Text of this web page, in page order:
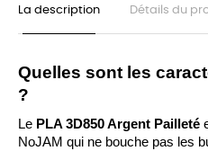
La description Détails du
Quelles sont les
?
Le PLA 3D850 Argent Pailleté
NoJAM qui ne bouche pas les